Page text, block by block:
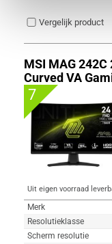
Vergelijk product
MSI MAG
Curved VA
7
Uit eigen voorraad
Merk
Resolutieklasse
Scherm resolutie